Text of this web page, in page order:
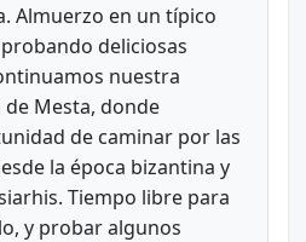
Almuerzo en un típico
deliciosas
nuestra
Mesta, donde
de caminar por las
la época bizantina y
Tiempo libre para
y probar algunos